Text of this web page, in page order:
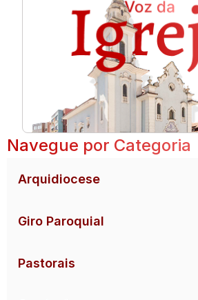
Navegue por Categoria
Arquidiocese
Giro Paroquial
Pastorais